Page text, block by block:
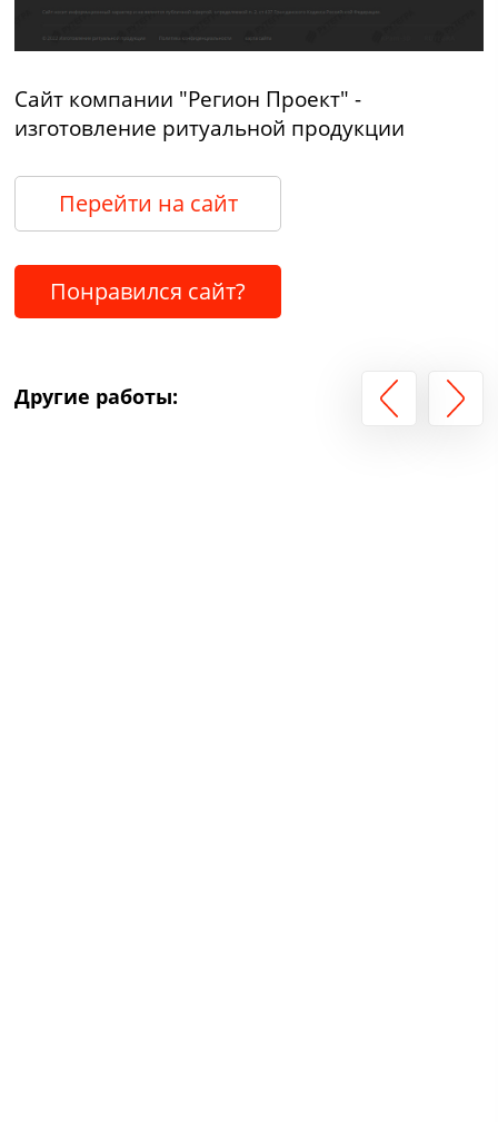
Сайт компании "Регион Проект" -
изготовление ритуальной продукции
Перейти на сайт
Понравился сайт?
Другие работы: